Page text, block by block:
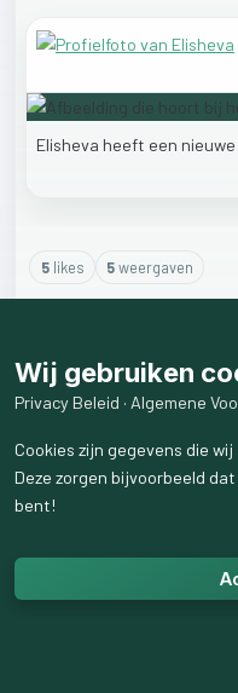
Elisheva heeft een nieuwe
5likes 5weergaven
Wij gebruiken
Privacy Beleid · Algemene
Cookies zijn gegevens die
Deze zorgen bijvoorbeeld
bent!